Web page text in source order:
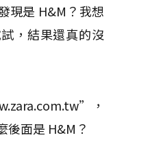
現是 H&M？我想
，結果還真的沒
，
後面是 H&M？